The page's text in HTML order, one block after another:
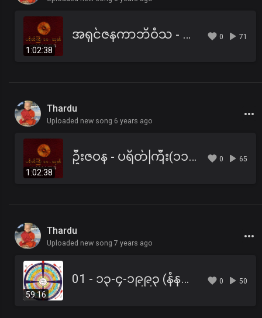
1:02:38
အရှင်ဇနကာဘိဝံသ - ပရိတ်ကြီး၊ ဓမ္မစကြာ၊ အနတ္တလက္ခဏသုတ် 0 71
Thardu
Uploaded new song 6 years ago
1:02:38
ဦးဇဝန - ပရိတ်ကြီး(၁၁)သုတ် 0 65
Thardu
Uploaded new song 7 years ago
59:16
01 - ၁၃-၄-၁၉၉၃ (နံနက်) ပဋိစ္စသမုပ္ပါဒ်အခြေခံတရား 0 50